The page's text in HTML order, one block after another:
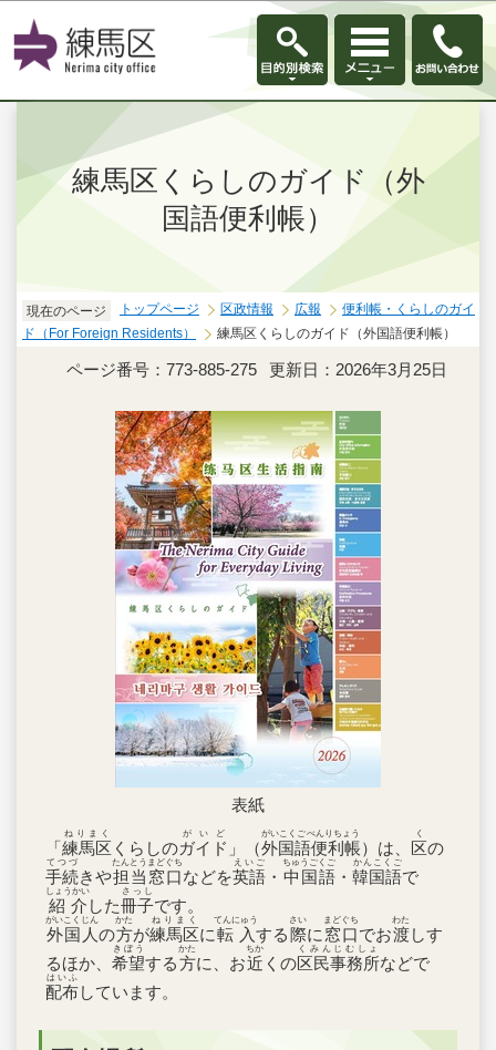
このページの本文へ移動
練馬区くらしのガイド（外
国語便利帳）
現在のページ トップページ 区政情報 広報
便利帳・くらしのガイ
ド（For Foreign Residents）
練馬区くらしのガイド（外国語便利帳）
ページ番号：773-885-275 更新日：2026年3月25日
表紙
「練馬区
ねりまく
くらしのガイド
がいど
」（外国語便利帳
がいこくごべんりちょう
）は、 区
く
の
手続
てつづ
きや担当窓口
たんとうまどぐち
などを英語
えいご
・ 中国語
ちゅうごくご
・ 韓国語
かんこくご
で
紹介
しょうかい
した冊子
さっし
です。
外国人
がいこくじん
の方
かた
が練馬区
ねりまく
に転入
てんにゅう
する 際
さい
に 窓口
まどぐち
でお渡
わた
しす
るほか、 希望
きぼう
する方
かた
に、お近
ちか
くの区民事務所
くみんじむしょ
などで
配布
はいふ
しています。